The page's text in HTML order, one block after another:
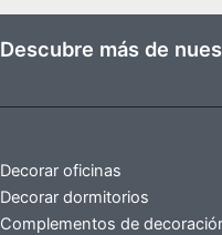
Descubre más de
Decorar oficinas
Decorar dormitorios
Complementos de